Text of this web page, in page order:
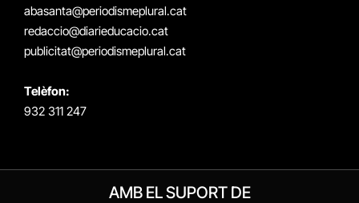
abasanta@periodismeplural.cat
redaccio@diarieducacio.cat
publicitat@periodismeplural.cat
Telèfon:
932 311 247
AMB EL SUPORT DE